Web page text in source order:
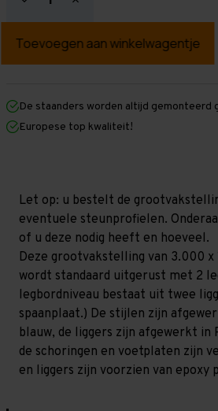
Hoeveelheid
verlagen
Grootvakstelling
mm
mm
x
600
niveaus
Hoeveelheid
verhogen
Grootvakstelling
mm
mm
600
niveaus
De staanders worden altijd gemonteerd
Europese top kwaliteit!
Let op: u bestelt de
eventuele steunprofielen.
of u deze nodig heeft en hoeveel.
Deze grootvakstelling van 3.000 x
wordt standaard uitgerust met 2
legbordniveau bestaat uit twee
spaanplaat.) De stijlen zijn
blauw, de liggers zijn afgewerkt in
de schoringen en voetplaten zijn
en liggers zijn voorzien van epoxy